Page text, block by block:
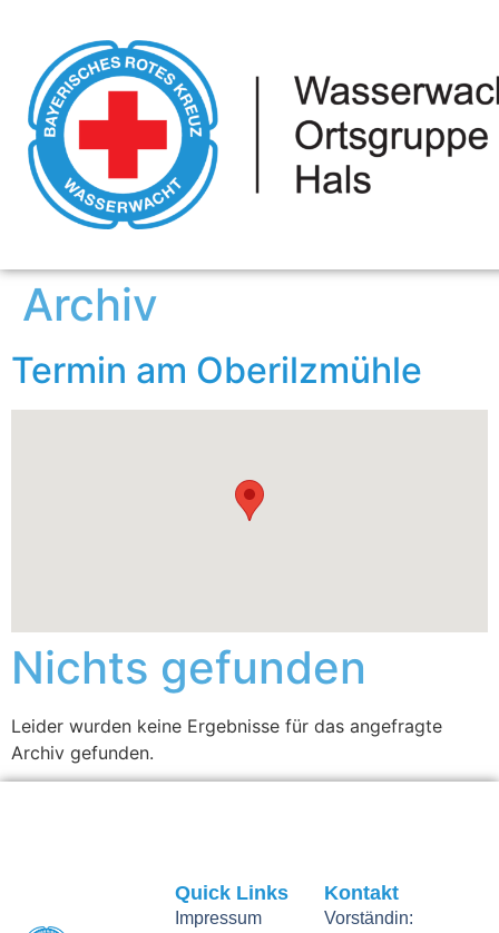
Archiv
Termin am Oberilzmühle
Nichts gefunden
Leider wurden keine Ergebnisse für das angefragte
Archiv gefunden.
Quick Links
Impressum
Kontakt
Vorständin: